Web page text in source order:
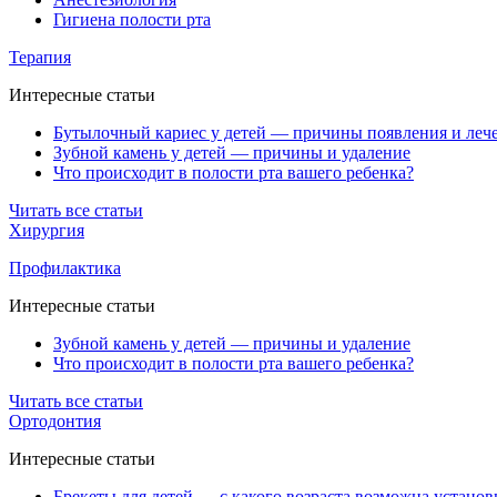
Гигиена полости рта
Терапия
Интересные статьи
Бутылочный кариес у детей — причины появления и
Зубной камень у детей — причины и удаление
Что происходит в полости рта вашего ребенка?
Читать все статьи
Хирургия
Профилактика
Интересные статьи
Зубной камень у детей — причины и удаление
Что происходит в полости рта вашего ребенка?
Читать все статьи
Ортодонтия
Интересные статьи